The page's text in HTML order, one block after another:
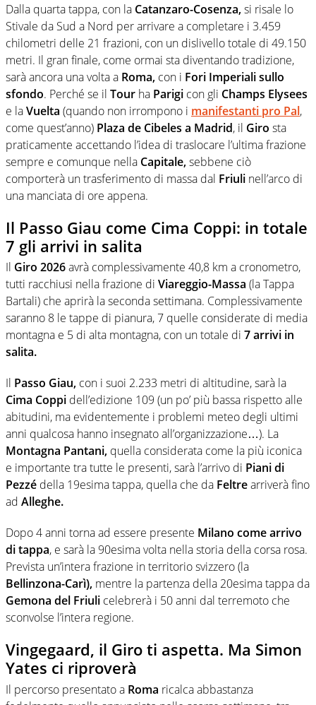
Dalla quarta tappa, con la Catanzaro-Cosenza,si risale lo
Stivale da Sud a Nord per arrivare a completare i 3.459
chilometri delle 21 frazioni, con un dislivello totale di 49.150
metri. Il gran finale, come ormai sta diventando tradizione,
sarà ancora una volta a Roma, con i Fori Imperiali sullo
sfondo. Perché se il Tour ha Parigi con gli Champs Elysees
e laVuelta (quando non irrompono i manifestanti pro Pal,
come quest’anno) Plaza de Cibeles a Madrid, il Giro sta
praticamente accettando l’idea di traslocare l’ultima frazione
sempre e comunque nella Capitale,sebbene ciò
comporterà un trasferimento di massa dal Friuli nell’arco di
una manciata di ore appena.
Il Passo Giau come Cima Coppi: in totale
7 gli arrivi in salita
Il Giro 2026avrà complessivamente 40,8 km a cronometro,
tutti racchiusi nella frazione di Viareggio-Massa (la Tappa
Bartali) che aprirà la seconda settimana. Complessivamente
saranno 8 le tappe di pianura, 7 quelle considerate di media
montagna e 5 di alta montagna, con un totale di 7 arrivi in
salita.
Il Passo Giau, con i suoi 2.233 metri di altitudine, sarà la
Cima Coppi dell’edizione 109 (un po’ più bassa rispetto alle
abitudini, ma evidentemente i problemi meteo degli ultimi
anni qualcosa hanno insegnato all’organizzazione…). La
Montagna Pantani, quella considerata come la più iconica
e importante tra tutte le presenti, sarà l’arrivo di Piani di
Pezzé della 19esima tappa, quella che da Feltrearriverà fino
ad Alleghe.
Dopo 4 anni torna ad essere presente Milano come arrivo
di tappa, e sarà la 90esima volta nella storia della corsa rosa.
Prevista un’intera frazione in territorio svizzero (la
Bellinzona-Carì), mentre la partenza della 20esima tappa da
Gemona del Friuli celebrerà i 50 anni dal terremoto che
sconvolse l’intera regione.
Vingegaard, il Giro ti aspetta. Ma Simon
Yates ci riproverà
Il percorso presentato a Roma ricalca abbastanza